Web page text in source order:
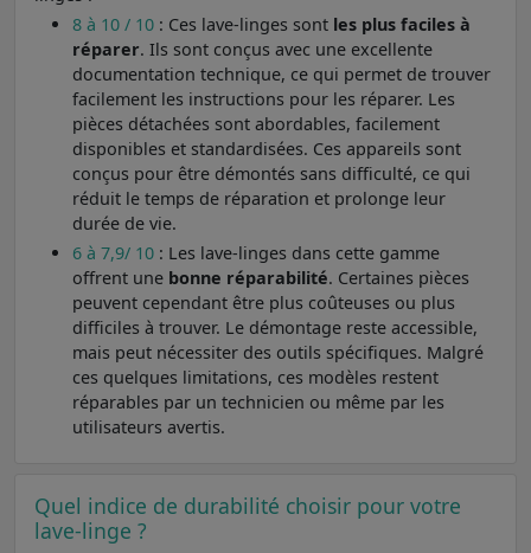
8 à 10 / 10 : Ces lave-linges sont les plus faciles à
réparer. Ils sont conçus avec une excellente
documentation technique, ce qui permet de trouver
facilement les instructions pour les réparer. Les
pièces détachées sont abordables, facilement
disponibles et standardisées. Ces appareils sont
conçus pour être démontés sans difficulté, ce qui
réduit le temps de réparation et prolonge leur
durée de vie.
6 à 7,9/ 10 : Les lave-linges dans cette gamme
offrent une bonne réparabilité. Certaines pièces
peuvent cependant être plus coûteuses ou plus
difficiles à trouver. Le démontage reste accessible,
mais peut nécessiter des outils spécifiques. Malgré
ces quelques limitations, ces modèles restent
réparables par un technicien ou même par les
utilisateurs avertis.
Quel indice de durabilité choisir pour votre
lave-linge ?